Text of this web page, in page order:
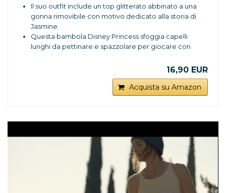
Il suo outfit include un top glitterato abbinato a una
gonna rimovibile con motivo dedicato alla storia di
Jasmine.
Questa bambola Disney Princess sfoggia capelli
lunghi da pettinare e spazzolare per giocare con
È il regalo perfetto per bambini e bambine, che
possono ricreare le loro scene preferite del film o
inventare nuove avventure!
Gli appassionati possono collezionare tutte le
16,90 EUR
Acquista su Amazon